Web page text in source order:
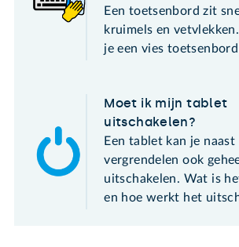
Een toetsenbord zit
kruimels en
je een vies
Moet ik mijn tablet
uitschakelen?
Een tablet kan je naast
vergrendelen ook
uitschakelen. Wat is
en hoe werkt het